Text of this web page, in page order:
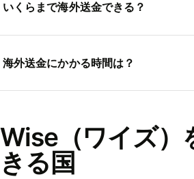
いくらまで海外送金できる？
海外送金にかかる時間は？
Wise（ワイズ）
きる国